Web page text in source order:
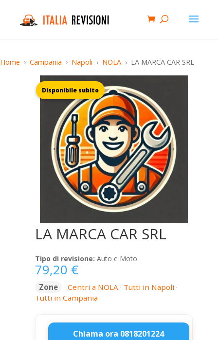
Home Campania Napoli NOLA LA MARCA CAR SRL
LA MARCA CAR SRL
Tipo di revisione: Auto e Moto
79,20 €
Zone Centri a NOLA · Tutti in Napoli ·
Tutti in Campania
Chiama ora 0818201224